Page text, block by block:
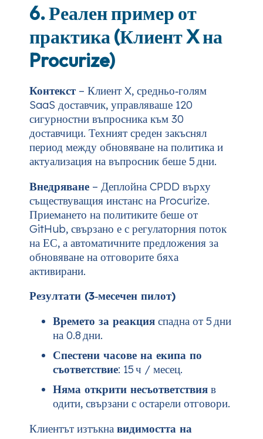
6. Реален пример от
практика (Клиент X на
Procurize)
Контекст – Клиент X, средньо‑голям
SaaS доставчик, управляваше 120
сигурностни въпросника към 30
доставчици. Техният среден закъснял
период между обновяване на политика и
актуализация на въпросник беше 5 дни.
Внедряване – Деплойна CPDD върху
съществуващия инстанс на Procurize.
Приемането на политиките беше от
GitHub, свързано е с регулаторния поток
на ЕС, а автоматичните предложения за
обновяване на отговорите бяха
активирани.
Резултати (3‑месечен пилот)
Времето за реакция спадна от 5 дни
на 0.8 дни.
Спестени часове на екипа по
съответствие: 15 ч / месец.
Няма открити несъответствия в
одити, свързани с остарели отговори.
Клиентът изтъкна видимостта на